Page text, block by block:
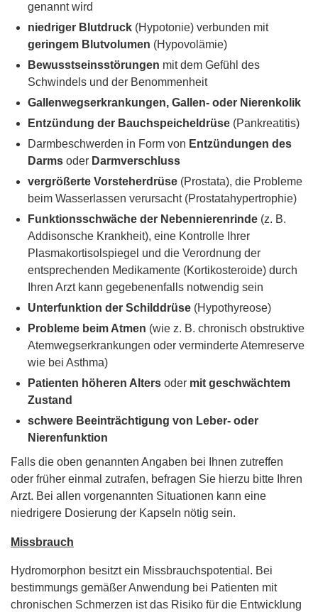
genannt wird
niedriger Blutdruck (Hypotonie) verbunden mit
geringem Blutvolumen (Hypovolämie)
Bewusstseinsstörungen mit dem Gefühl des
Schwindels und der Benommenheit
Gallenwegserkrankungen, Gallen- oder Nierenkolik
Entzündung der Bauchspeicheldrüse (Pankreatitis)
Darmbeschwerden in Form von Entzündungen des
Darms oder Darmverschluss
vergrößerte Vorsteherdrüse (Prostata), die Probleme
beim Wasserlassen verursacht (Prostatahypertrophie)
Funktionsschwäche der Nebennierenrinde (z. B.
Addisonsche Krankheit), eine Kontrolle Ihrer
Plasmakortisolspiegel und die Verordnung der
entsprechenden Medikamente (Kortikosteroide) durch
Ihren Arzt kann gegebenenfalls notwendig sein
Unterfunktion der Schilddrüse (Hypothyreose)
Probleme beim Atmen (wie z. B. chronisch obstruktive
Atemwegserkrankungen oder verminderte Atemreserve
wie bei Asthma)
Patienten höheren Alters oder mit geschwächtem
Zustand
schwere Beeinträchtigung von Leber- oder
Nierenfunktion
Falls die oben genannten Angaben bei Ihnen zutreffen
oder früher einmal zutrafen, befragen Sie hierzu bitte Ihren
Arzt. Bei allen vorgenannten Situationen kann eine
niedrigere Dosierung der Kapseln nötig sein.
Missbrauch
Hydromorphon besitzt ein Missbrauchspotential. Bei
bestimmungs gemäßer Anwendung bei Patienten mit
chronischen Schmerzen ist das Risiko für die Entwicklung